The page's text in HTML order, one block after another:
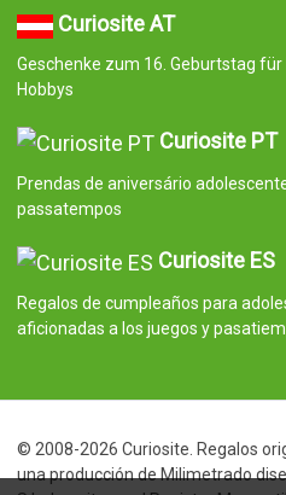
Curiosite AT
Geschenke zum 16. Geburtstag
Hobbys
Curiosite PT
Prendas de aniversário
passatempos
Curiosite ES
Regalos de cumpleaños para
aficionadas a los juegos y
© 2008-2026 Curiosite. Regalos
una producción de Milimetrado